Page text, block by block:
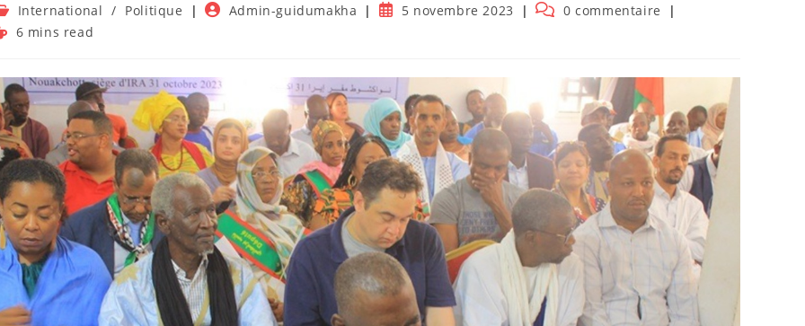
International / Politique
Auteur/autrice
Admin-guidumakha
Publication
5 novembre 2023
Commentaires
0 commentaire
6 mins read